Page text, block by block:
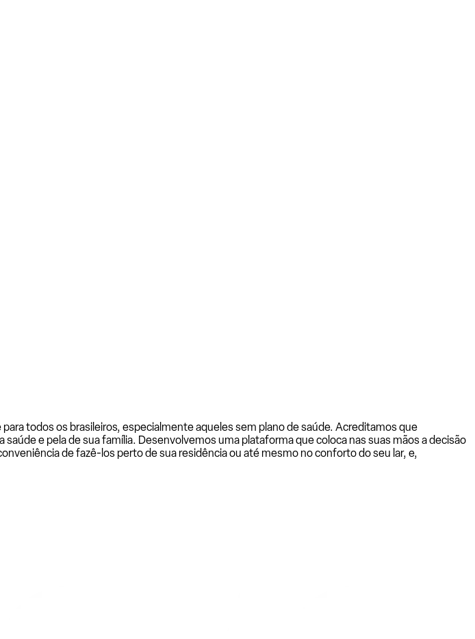
todos os brasileiros, especialmente aqueles sem plano de saúde. Acreditamos que
e pela de sua família. Desenvolvemos uma plataforma que coloca nas suas mãos a decisão
de fazê-los perto de sua residência ou até mesmo no conforto do seu lar, e,